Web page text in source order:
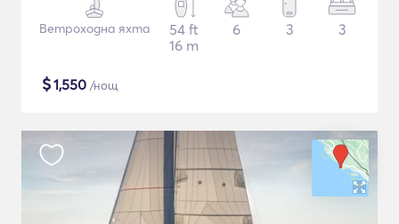
Ветроходна яхта
54 ft
16 m
6 3 3
$1,550 /нощ